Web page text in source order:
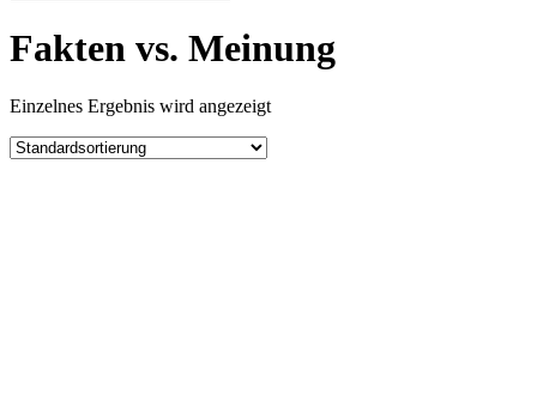
Fakten vs. Meinung
Einzelnes Ergebnis wird angezeigt